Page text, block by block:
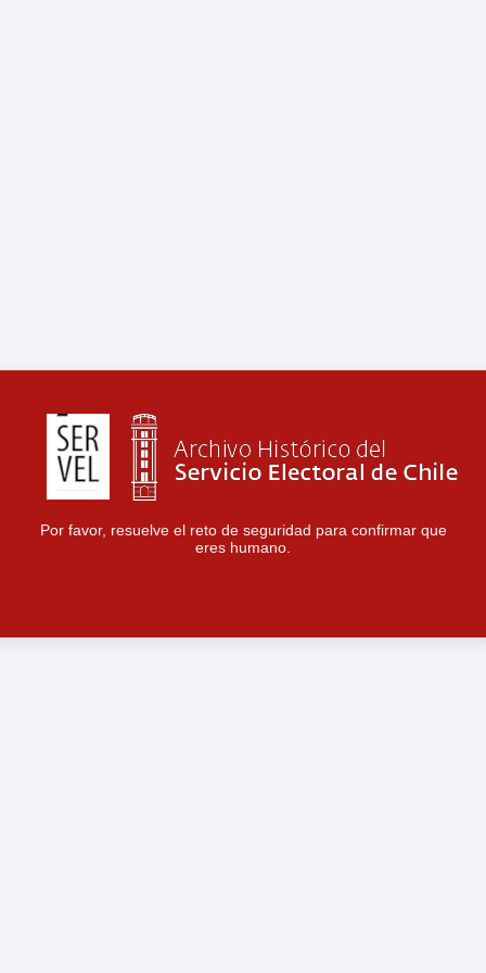
Por favor, resuelve el reto de seguridad para confirmar que
eres humano.